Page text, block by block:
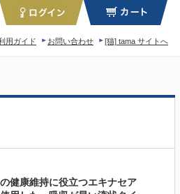
[猫] tama サイトへ
お問い合わせ
用ガイド
健康維持に役立つエキナセア